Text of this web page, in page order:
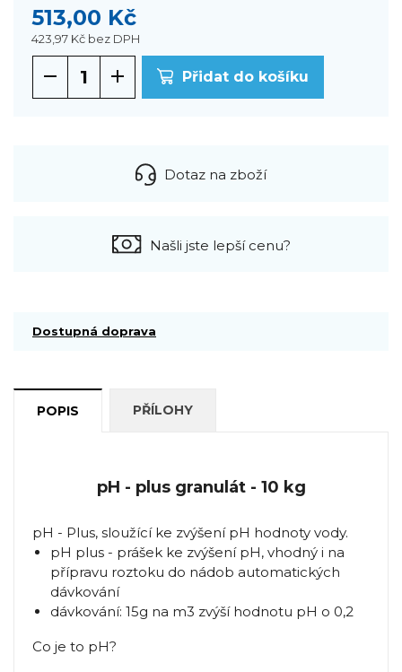
513,00 Kč
423,97 Kč bez DPH
Přidat do košíku
Dotaz na zboží
Našli jste lepší cenu?
Dostupná doprava
POPIS PŘÍLOHY
pH - plus granulát - 10 kg
pH - Plus, sloužící ke zvýšení pH hodnoty vody.
pH plus - prášek ke zvýšení pH, vhodný i na
přípravu roztoku do nádob automatických
dávkování
dávkování: 15g na m3 zvýší hodnotu pH o 0,2
Co je to pH?